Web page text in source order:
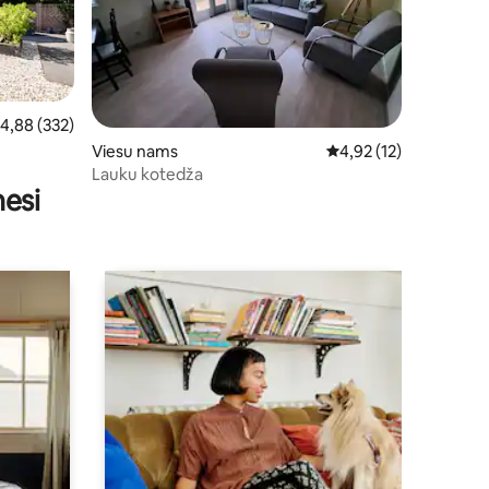
178
vērtējums: 4,88 no 5, atsauksmju skaits: 332
4,88 (332)
Viesu nams Vidējais vērtējums:
4,92 (12)
Lauku kotedža